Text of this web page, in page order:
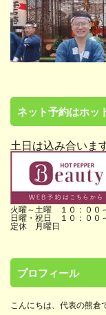
ネット予約はホッ
土日は込み合いま
火曜～土曜 １０：００
日曜・祝日 １０：００
定休 月曜日
プロフィール
こんにちは、代表の熊倉